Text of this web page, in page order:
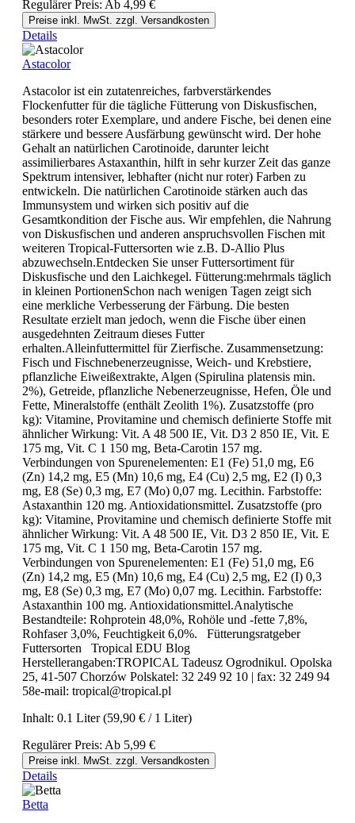
Regulärer Preis: Ab 4,99 €
Preise inkl. MwSt. zzgl. Versandkosten
Details
Astacolor
Astacolor ist ein zutatenreiches, farbverstärkendes
Flockenfutter für die tägliche Fütterung von Diskusfischen,
besonders roter Exemplare, und andere Fische, bei denen eine
stärkere und bessere Ausfärbung gewünscht wird. Der hohe
Gehalt an natürlichen Carotinoide, darunter leicht
assimilierbares Astaxanthin, hilft in sehr kurzer Zeit das ganze
Spektrum intensiver, lebhafter (nicht nur roter) Farben zu
entwickeln. Die natürlichen Carotinoide stärken auch das
Immunsystem und wirken sich positiv auf die
Gesamtkondition der Fische aus. Wir empfehlen, die Nahrung
von Diskusfischen und anderen anspruchsvollen Fischen mit
weiteren Tropical-Futtersorten wie z.B. D-Allio Plus
abzuwechseln.Entdecken Sie unser Futtersortiment für
Diskusfische und den Laichkegel. Fütterung:mehrmals täglich
in kleinen PortionenSchon nach wenigen Tagen zeigt sich
eine merkliche Verbesserung der Färbung. Die besten
Resultate erzielt man jedoch, wenn die Fische über einen
ausgedehnten Zeitraum dieses Futter
erhalten.Alleinfuttermittel für Zierfische. Zusammensetzung:
Fisch und Fischnebenerzeugnisse, Weich- und Krebstiere,
pflanzliche Eiweißextrakte, Algen (Spirulina platensis min.
2%), Getreide, pflanzliche Nebenerzeugnisse, Hefen, Öle und
Fette, Mineralstoffe (enthält Zeolith 1%). Zusatzstoffe (pro
kg): Vitamine, Provitamine und chemisch definierte Stoffe mit
ähnlicher Wirkung: Vit. A 48 500 IE, Vit. D3 2 850 IE, Vit. E
175 mg, Vit. C 1 150 mg, Beta-Carotin 157 mg.
Verbindungen von Spurenelementen: E1 (Fe) 51,0 mg, E6
(Zn) 14,2 mg, E5 (Mn) 10,6 mg, E4 (Cu) 2,5 mg, E2 (I) 0,3
mg, E8 (Se) 0,3 mg, E7 (Mo) 0,07 mg. Lecithin. Farbstoffe:
Astaxanthin 120 mg. Antioxidationsmittel. Zusatzstoffe (pro
kg): Vitamine, Provitamine und chemisch definierte Stoffe mit
ähnlicher Wirkung: Vit. A 48 500 IE, Vit. D3 2 850 IE, Vit. E
175 mg, Vit. C 1 150 mg, Beta-Carotin 157 mg.
Verbindungen von Spurenelementen: E1 (Fe) 51,0 mg, E6
(Zn) 14,2 mg, E5 (Mn) 10,6 mg, E4 (Cu) 2,5 mg, E2 (I) 0,3
mg, E8 (Se) 0,3 mg, E7 (Mo) 0,07 mg. Lecithin. Farbstoffe:
Astaxanthin 100 mg. Antioxidationsmittel.Analytische
Bestandteile: Rohprotein 48,0%, Rohöle und -fette 7,8%,
Rohfaser 3,0%, Feuchtigkeit 6,0%. Fütterungsratgeber
Futtersorten Tropical EDU Blog
Herstellerangaben:TROPICAL Tadeusz Ogrodnikul. Opolska
25, 41-507 Chorzów Polskatel: 32 249 92 10 | fax: 32 249 94
58e-mail: tropical@tropical.pl
Inhalt: 0.1 Liter(59,90 € / 1 Liter)
Regulärer Preis: Ab 5,99 €
Preise inkl. MwSt. zzgl. Versandkosten
Details
Betta